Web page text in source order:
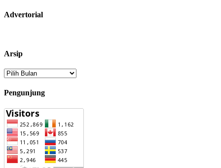
Advertorial
Arsip
Arsip
Pengunjung